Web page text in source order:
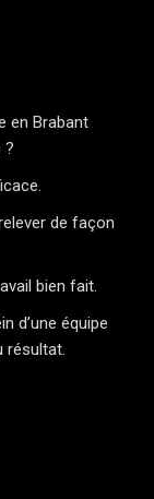
en Brabant
?
de façon
bien fait.
d’une équipe
résultat.